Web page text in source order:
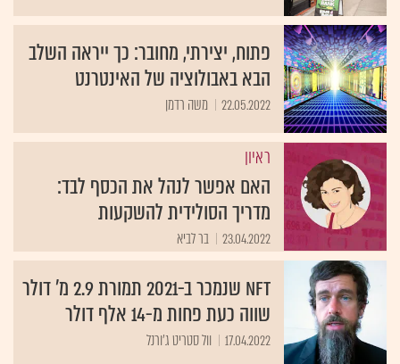
פתוח, יצירתי, מחובר: כך ייראה השלב
הבא באבולוציה של האינטרנט
22.05.2022 משה רדמן
ראיון
האם אפשר לנהל את הכסף לבד:
מדריך הסולידית להשקעות
23.04.2022 בר לביא
NFT שנמכר ב-2021 תמורת 2.9 מ' דולר
שווה כעת פחות מ-14 אלף דולר
17.04.2022 וול סטריט ג'ורנל